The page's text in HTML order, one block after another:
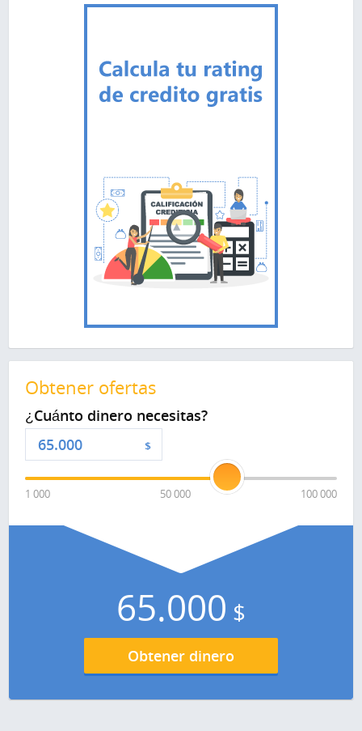
Obtener ofertas
¿Cuánto dinero necesitas?
$
1 000 50 000 100 000
65.000 $
Obtener dinero